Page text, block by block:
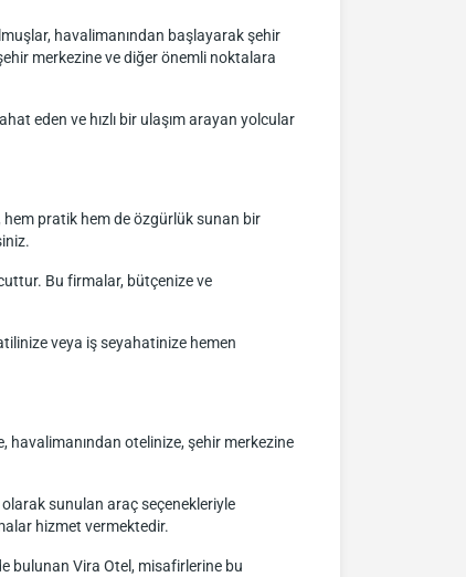
havalimanından başlayarak şehir
merkezine ve diğer önemli noktalara
eden ve hızlı bir ulaşım arayan yolcular
hem pratik hem de özgürlük sunan bir
Bu firmalar, bütçenize ve
veya iş seyahatinize hemen
havalimanından otelinize, şehir merkezine
sunulan araç seçenekleriyle
hizmet vermektedir.
bulunan Vira Otel, misafirlerine bu